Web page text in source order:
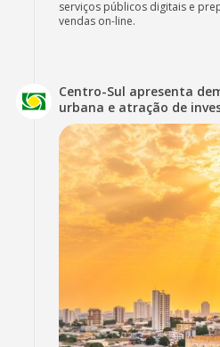
serviços públicos digitais e
vendas on-line.
Centro-Sul apresenta
urbana e atração de